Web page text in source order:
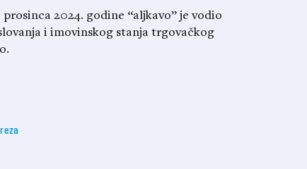
2024. godine “aljkavo” je vodio
i imovinskog stanja trgovačkog